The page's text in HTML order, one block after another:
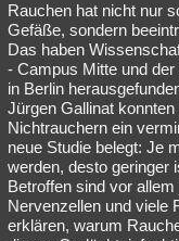
Rauchen hat nicht nur
Gefäße, sondern
Das haben
- Campus Mitte und
in Berlin
Jürgen Gallinat
Nichtrauchern ein
neue Studie belegt: Je
werden, desto geringer
Betroffen sind vor
Nervenzellen und viele
erklären, warum